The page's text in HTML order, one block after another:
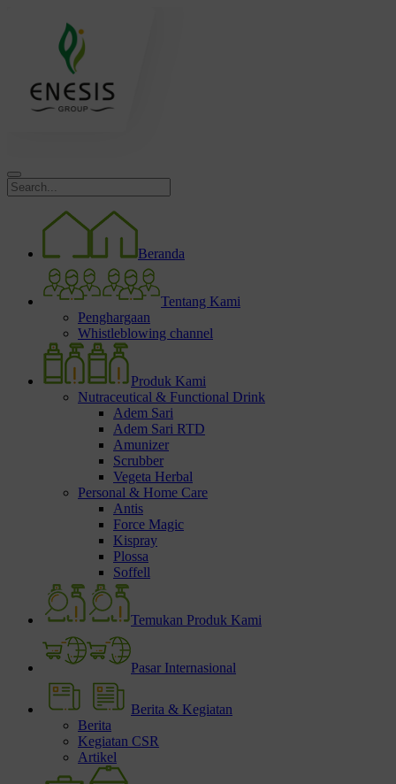
Beranda
Tentang Kami
Penghargaan
Whistleblowing channel
Produk Kami
Nutraceutical & Functional Drink
Adem Sari
Adem Sari RTD
Amunizer
Scrubber
Vegeta Herbal
Personal & Home Care
Antis
Force Magic
Kispray
Plossa
Soffell
Temukan Produk Kami
Pasar Internasional
Berita & Kegiatan
Berita
Kegiatan CSR
Artikel